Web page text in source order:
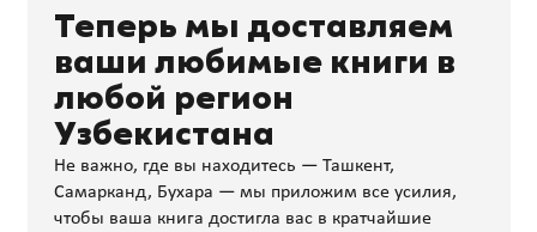
Теперь мы доставляем
ваши любимые книги в
любой регион
Узбекистана
Не важно, где вы находитесь — Ташкент,
Самарканд, Бухара — мы приложим все усилия,
чтобы ваша книга достигла вас в кратчайшие